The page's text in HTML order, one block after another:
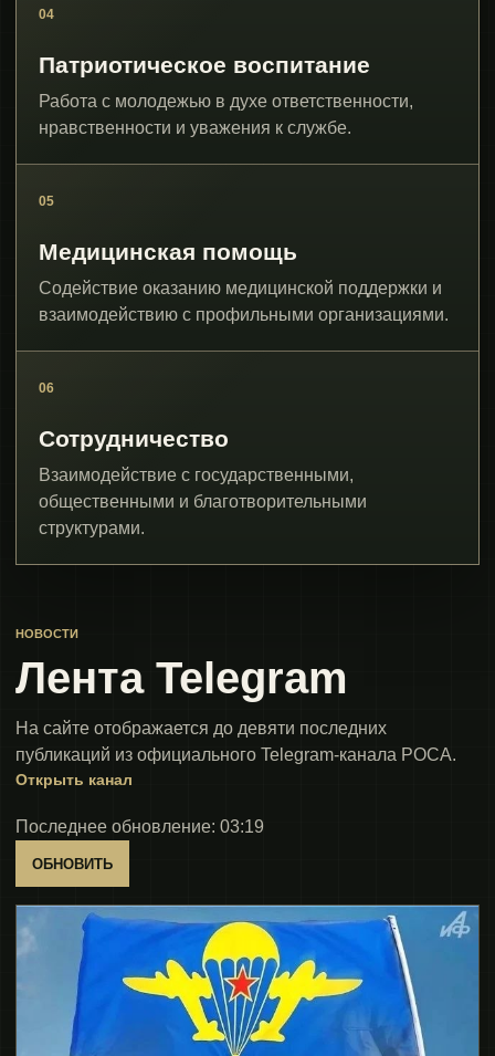
04
Патриотическое воспитание
Работа с молодежью в духе ответственности,
нравственности и уважения к службе.
05
Медицинская помощь
Содействие оказанию медицинской поддержки и
взаимодействию с профильными организациями.
06
Сотрудничество
Взаимодействие с государственными,
общественными и благотворительными
структурами.
НОВОСТИ
Лента Telegram
На сайте отображается до девяти последних
публикаций из официального Telegram-канала РОСА.
Открыть канал
Последнее обновление: 03:19
ОБНОВИТЬ